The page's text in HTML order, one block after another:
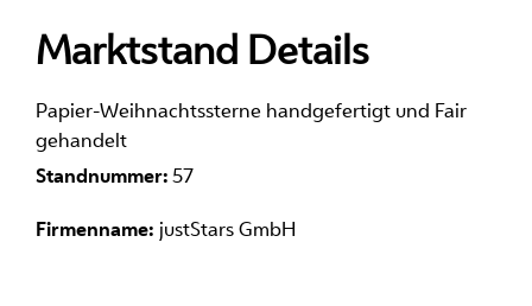
Marktstand Details
Papier-Weihnachtssterne handgefertigt und Fair
gehandelt
Standnummer:57
Firmenname: justStars GmbH